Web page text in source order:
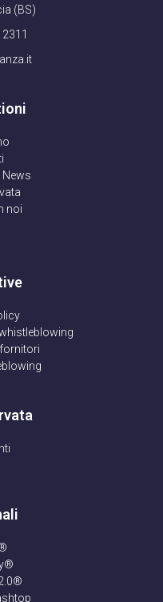
(BS)
News
noi